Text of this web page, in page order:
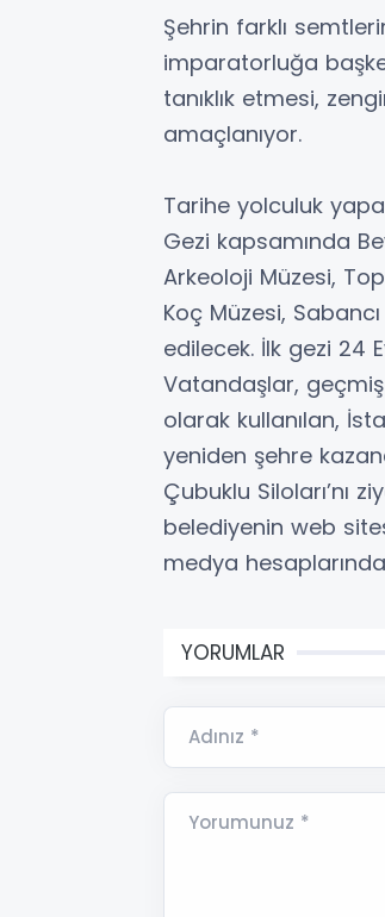
Şehrin farklı
imparatorluğa
tanıklık etmesi,
amaçlanıyor.
Tarihe yolculuk
Gezi kapsamında
Arkeoloji Müzesi,
Koç Müzesi,
edilecek. İlk gezi 24
Vatandaşlar,
olarak kullanılan,
yeniden şehre
Çubuklu Siloları’nı
belediyenin web
medya
YORUMLAR
Adınız *
Yorumunuz *